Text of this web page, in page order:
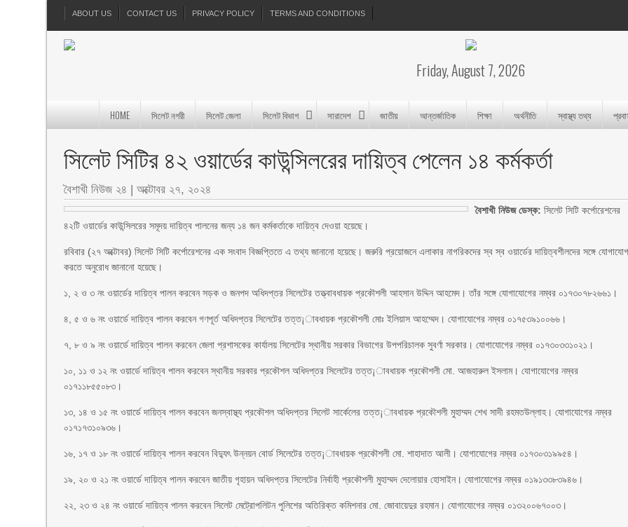
ABOUT US CONTACT US PRIVACY POLICY TERMS AND CONDITIONS
Friday, August 7, 2026
HOME সিলেট নগরী সিলেট জেলা সিলেট বিভাগ সারাদেশ জাতীয় আন্তর্জাতিক শিক্ষা অর্থনীতি স্বাস্থ্য তথ্য
সিলেট সিটির ৪২ ওয়ার্ডের কাউন্সিলরের দায়িত্ব পেলেন ১৪ কর্মকর্তা
বৈশাখী নিউজ ২৪ |অক্টোবর ২৭, ২০২৪
বৈশাখী নিউজ ডেস্ক: সিলেট সিটি কর্পোরেশনের
৪২টি ওয়ার্ডের কাউন্সিলরের সমূদয় দায়িত্ব পালনের জন্য ১৪ জন কর্মকর্তাকে দায়িত্ব দেওয়া হয়েছে।
রবিবার (২৭ অক্টোবর) সিলেট সিটি কর্পোরেশনের এক সংবাদ বিজ্ঞপ্তিতে এ তথ্য জানানো হয়েছে। জরুরি প্রয়োজনে এলাকার নাগরিকদের স্ব স্ব ওয়ার্ডের দায়িত্বশীলদের সঙ্গে যোগাযোগ
করতে অনুরোধ জানানো হয়েছে।
১, ২ ও ৩ নং ওয়ার্ডের দায়িত্ব পালন করবেন সড়ক ও জনপদ অধিদপ্তর সিলেটের তত্ত্বাবধায়ক প্রকৌশলী আহসান উদ্দিন আহমেদ। তাঁর সঙ্গে যোগাযোগের নম্বর ০১৭৩০৭৮২৬৬১।
৪, ৫ ও ৬ নং ওয়ার্ডে দায়িত্ব পালন করবেন গণপূর্ত অধিদপ্তর সিলেটের তত্ত¡াবধায়ক প্রকৌশলী মোঃ ইলিয়াস আহম্মেদ। যোগাযোগের নম্বর ০১৭৫৩৯১০০৬৬।
৭, ৮ ও ৯ নং ওয়ার্ডে দায়িত্ব পালন করবেন জেলা প্রশাসকের কার্যালয় সিলেটের স্থানীয় সরকার বিভাগের উপপরিচালক সুবর্ণা সরকার। যোগাযোগের নম্বর ০১৭৩০৩৩১০২১।
১০, ১১ ও ১২ নং ওয়ার্ডে দায়িত্ব পালন করবেন স্থানীয় সরকার প্রকৌশল অধিদপ্তর সিলেটের তত্ত¡াবধায়ক প্রকৌশলী মো. আজহারুল ইসলাম। যোগাযোগের নম্বর
০১৭১১৮৫৫০৮৩।
১৩, ১৪ ও ১৫ নং ওয়ার্ডে দায়িত্ব পালন করবেন জনস্বাস্থ্য প্রকৌশল অধিদপ্তর সিলেট সার্কেলের তত্ত¡াবধায়ক প্রকৌশলী মুহাম্মদ শেখ সাদী রহমতউল্লাহ। যোগাযোগের নম্বর
০১৭১৭৩১০৯৩৬।
১৬, ১৭ ও ১৮ নং ওয়ার্ডে দায়িত্ব পালন করবেন বিদ্যুৎ উন্নয়ন বোর্ড সিলেটের তত্ত¡াবধায়ক প্রকৌশলী মো. শাহাদাত আলী। যোগাযোগের নম্বর ০১৭৩০৩১৯৯৫৪।
১৯, ২০ ও ২১ নং ওয়ার্ডে দায়িত্ব পালন করবেন জাতীয় গৃহায়ন অধিদপ্তর সিলেটের নির্বাহী প্রকৌশলী মুহাম্মদ দেলোয়ার হোসাইন। যোগাযোগের নম্বর ০১৯১৩৩৮৩৯৪৬।
২২, ২৩ ও ২৪ নং ওয়ার্ডে দায়িত্ব পালন করবেন সিলেট মেট্রোপলিটন পুলিশের অতিরিক্ত কমিশনার মো. জোবায়েদুর রহমান। যোগাযোগের নম্বর ০১৩২০০৬৭০০৩।